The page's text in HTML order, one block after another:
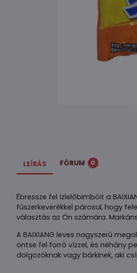
LEÍRÁS FÓRUM 0
Ébressze fel ízlelőbimbóit a
fűszerkeverékkel párosul, hogy
választás az Ön számára.
A BAIXIANG leves nagyszerű
öntse fel forró vízzel, és néhány
dolgozóknak vagy bárkinek, aki